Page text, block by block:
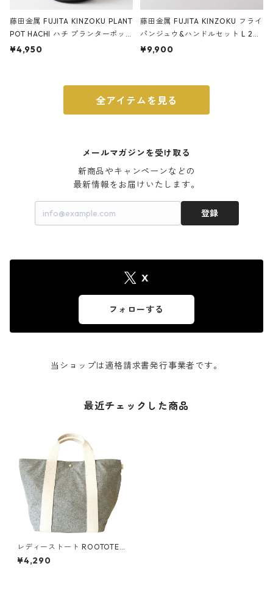
藤田金属 FUJITA KINZOKU PLANT
POT HACHI ハチ プランターポッ
ト 3号 ブラック
¥4,950
藤田金属 FUJITA KINZOKU フライ
パンジュウ&ハンドルセット L 24c
m ガス火・IH対応 鉄フライパン
¥9,900
全アイテムを見る
メールマガジンを受け取る
新商品やキャンペーンなどの
最新情報をお届けいたします。
登録
X
フォローする
当ショップは適格請求書発行事業者です。
最近チェックした商品
レディーストート ROOTOTE
ルートート デリ.マイル グレー
¥4,290